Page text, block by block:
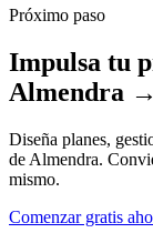
Próximo paso
Impulsa tu
Almendra →
Diseña planes,
de Almendra.
mismo.
Comenzar gratis